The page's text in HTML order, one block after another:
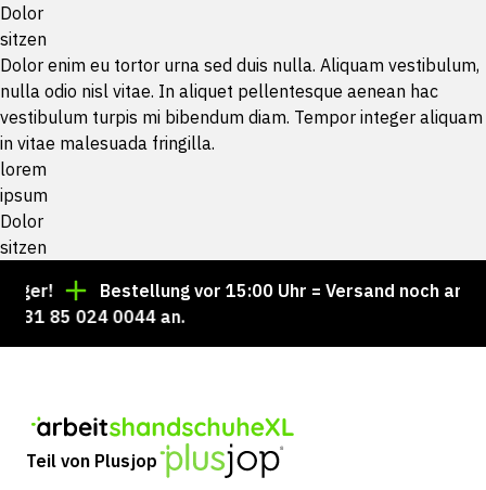
Dolor
sitzen
Dolor enim eu tortor urna sed duis nulla. Aliquam vestibulum,
nulla odio nisl vitae. In aliquet pellentesque aenean hac
vestibulum turpis mi bibendum diam. Tempor integer aliquam
in vitae malesuada fringilla.
lorem
ipsum
Dolor
sitzen
Bestellung vor 15:00 Uhr = Versand noch am selben
024 0044 an.
Teil von Plusjop